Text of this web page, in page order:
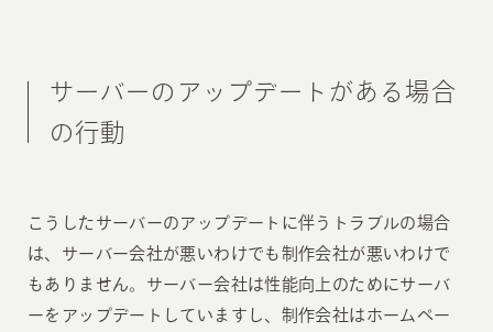
サーバーのアップデートがある場合
の行動
こうしたサーバーのアップデートに伴うトラブルの場合
は、サーバー会社が悪いわけでも制作会社が悪いわけで
もありません。サーバー会社は性能向上のためにサーバ
ーをアップデートしていますし、制作会社はホームペー